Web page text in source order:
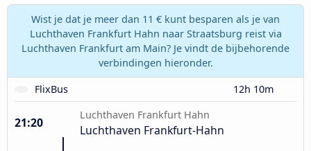
Wist je dat je meer dan 11 € kunt besparen als je van
Luchthaven Frankfurt Hahn naar Straatsburg reist via
Luchthaven Frankfurt am Main? Je vindt de bijbehorende
verbindingen hieronder.
FlixBus
12h 10m
21:20
Luchthaven Frankfurt Hahn
Luchthaven Frankfurt-Hahn